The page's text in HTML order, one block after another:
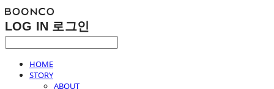
LOG IN 로그인
HOME
STORY
ABOUT